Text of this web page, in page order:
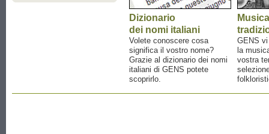
Dizionario
dei nomi italiani
Volete conoscere cosa
significa il vostro nome?
Grazie al dizionario dei nomi
italiani di GENS potete
scoprirlo.
Musica
GENS
la
vostra